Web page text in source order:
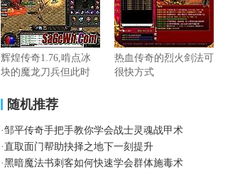
辉煌传奇1.76,啃点冰
块的魔龙刀兵但此时
热血传奇的烈火剑法可
很快方式
随机推荐
·邹平传奇手把手教你学会战士灵魂战甲术
·直取面门帮助抉择之地下一刻提升
·黑暗魔法书刺客如何快速学会群体施毒术